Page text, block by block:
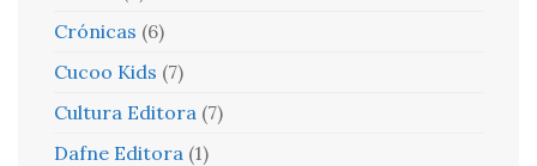
Crónicas (6)
Cucoo Kids (7)
Cultura Editora (7)
Dafne Editora (1)